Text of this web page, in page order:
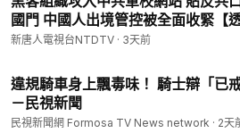
國門 中國人出境管控被全面收緊【
08-04
新唐人電視台NTDTV · 3天前
違規騎車身上飄毒味！ 騎士辯「已
－民視新聞
民視新聞網 Formosa TV News network · 2天